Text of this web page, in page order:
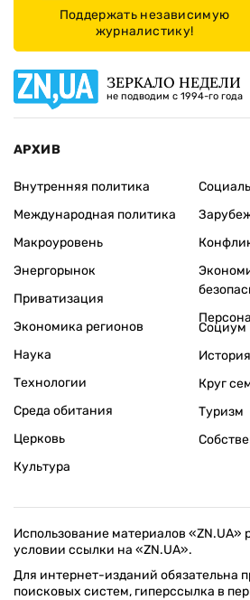
Поддержать независимую
журналистику!
ЗЕРКАЛО НЕДЕЛИ
не подводим с 1994-го года
АРХИВ
Внутренняя политика
Международная политика
Макроуровень
Энергорынок
Приватизация
Экономика регионов
Наука
Технологии
Среда обитания
Церковь
Культура
Социум
История
Круг
Туризм
Использование материалов «ZN.UA»
условии ссылки на «ZN.UA».
Для интернет-изданий обязательна
поисковых систем, гиперссылка в